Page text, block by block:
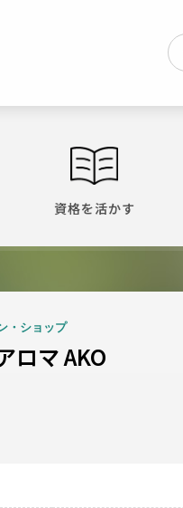
資格を活かす
・ショップ
ロマ AKO